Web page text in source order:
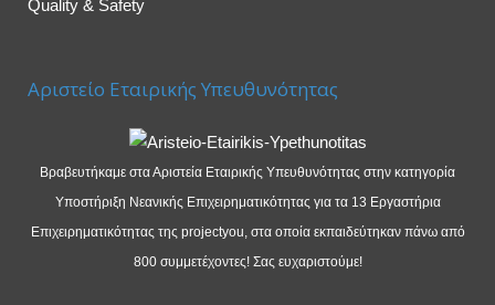
Quality & Safety
Αριστείο Εταιρικής Υπευθυνότητας
Βραβευτήκαμε στα Αριστεία Εταιρικής Υπευθυνότητας στην κατηγορία
Υποστήριξη Νεανικής Επιχειρηματικότητας για τα 13 Εργαστήρια
Επιχειρηματικότητας της projectyou, στα οποία εκπαιδεύτηκαν πάνω από
800 συμμετέχοντες! Σας ευχαριστούμε!